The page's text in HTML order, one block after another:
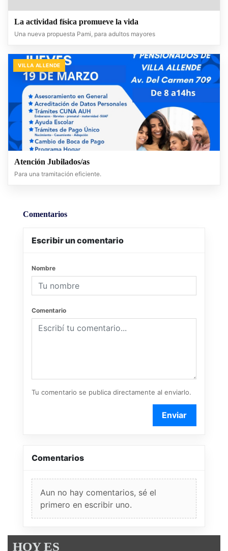
La actividad física promueve la vida
Una nueva propuesta Pami, para adultos mayores
VILLA ALLENDE
Atención Jubilados/as
Para una tramitación eficiente.
Comentarios
Escribir un comentario
Nombre
Comentario
Tu comentario se publica directamente al enviarlo.
Enviar
Comentarios
Aun no hay comentarios, sé el
primero en escribir uno.
HOY ES